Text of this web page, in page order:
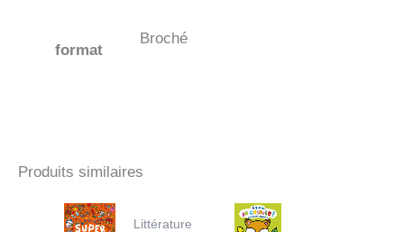
format
Broché
Produits similaires
Littérature